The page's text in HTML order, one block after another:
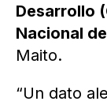
Desarrollo
Nacional
Maito.
“Un dato